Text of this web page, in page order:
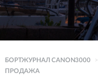
БОРТЖУРНАЛ CANON3000 >
ПРОДАЖА